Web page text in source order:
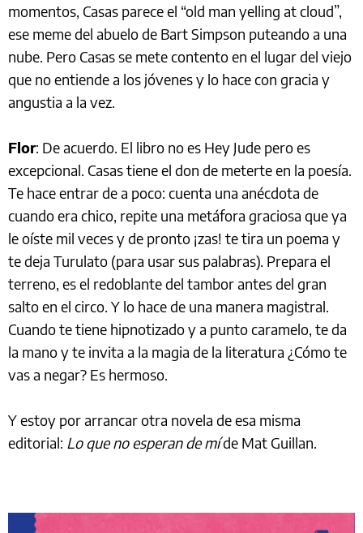
momentos, Casas parece el “old man yelling at cloud”,
ese meme del abuelo de Bart Simpson puteando a una
nube. Pero Casas se mete contento en el lugar del viejo
que no entiende a los jóvenes y lo hace con gracia y
angustia a la vez.
Flor: De acuerdo. El libro no es Hey Jude pero es
excepcional. Casas tiene el don de meterte en la poesía.
Te hace entrar de a poco: cuenta una anécdota de
cuando era chico, repite una metáfora graciosa que ya
le oíste mil veces y de pronto ¡zas! te tira un poema y
te deja Turulato (para usar sus palabras). Prepara el
terreno, es el redoblante del tambor antes del gran
salto en el circo. Y lo hace de una manera magistral.
Cuando te tiene hipnotizado y a punto caramelo, te da
la mano y te invita a la magia de la literatura ¿Cómo te
vas a negar? Es hermoso.
Y estoy por arrancar otra novela de esa misma
editorial: Lo que no esperan de míde Mat Guillan.